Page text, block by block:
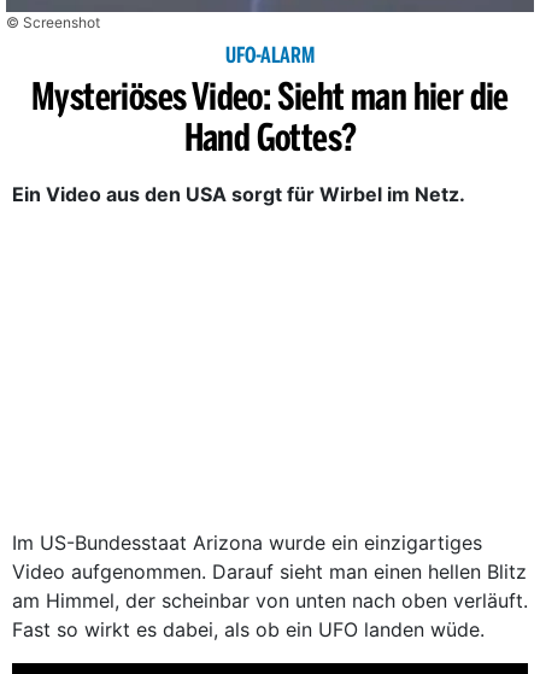
© Screenshot
UFO-ALARM
Mysteriöses Video: Sieht man hier die
Hand Gottes?
Ein Video aus den USA sorgt für Wirbel im Netz.
Im US-Bundesstaat Arizona wurde ein einzigartiges
Video aufgenommen. Darauf sieht man einen hellen Blitz
am Himmel, der scheinbar von unten nach oben verläuft.
Fast so wirkt es dabei, als ob ein UFO landen wüde.